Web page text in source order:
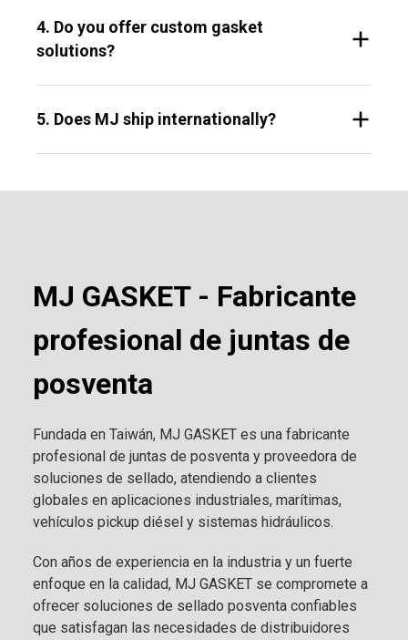
4. Do you offer custom gasket
solutions?
5. Does MJ ship internationally?
MJ GASKET - Fabricante
profesional de juntas de
posventa
Fundada en Taiwán, MJ GASKET es una fabricante
profesional de juntas de posventa y proveedora de
soluciones de sellado, atendiendo a clientes
globales en aplicaciones industriales, marítimas,
vehículos pickup diésel y sistemas hidráulicos.
Con años de experiencia en la industria y un fuerte
enfoque en la calidad, MJ GASKET se compromete a
ofrecer soluciones de sellado posventa confiables
que satisfagan las necesidades de distribuidores